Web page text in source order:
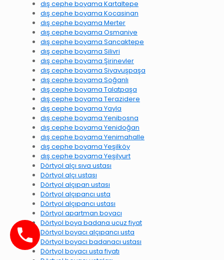
dış cephe boyama Kartaltepe
dış cephe boyama Kocasinan
dış cephe boyama Merter
dış cephe boyama Osmaniye
dış cephe boyama Sancaktepe
dış cephe boyama Silivri
dış cephe boyama Şirinevler
dış cephe boyama Siyavuşpaşa
dış cephe boyama Soğanlı
dış cephe boyama Talatpaşa
dış cephe boyama Terazidere
dış cephe boyama Yayla
dış cephe boyama Yenibosna
dış cephe boyama Yenidoğan
dış cephe boyama Yenimahalle
dış cephe boyama Yeşilköy
dış cephe boyama Yeşilyurt
Dörtyol alçı sıva ustası
Dörtyol alçı ustası
Dörtyol alçıpan ustası
Dörtyol alçıpancı usta
Dörtyol alçıpancı ustası
Dörtyol apartman boyacı
Dörtyol boya badana ucuz fiyat
Dörtyol boyacı alçıpancı usta
Dörtyol boyacı badanacı ustası
Dörtyol boyacı usta fiyatı